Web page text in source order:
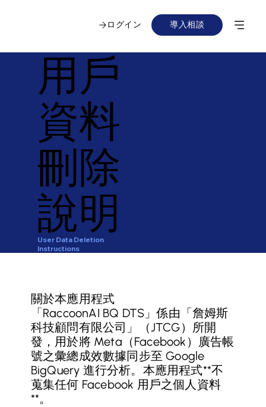
ログイン 導入相談
用戶
資料
刪除
說明
User Data Deletion
Instructions
關於本應用程式
「RaccoonAI BQ DTS」係由「詹姆斯
科技顧問有限公司」（JTCG）所開
發，用於將 Meta（Facebook）廣告帳
號之彙總成效數據同步至 Google
BigQuery 進行分析。本應用程式**不
蒐集任何 Facebook 用戶之個人資料
**。